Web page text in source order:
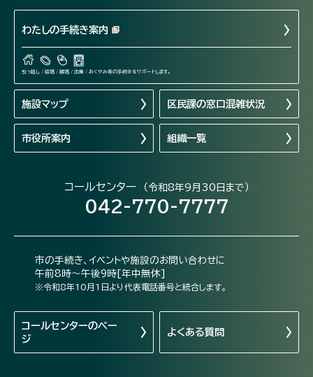
わたしの手続き案内
引っ越し / 結婚 / 離婚 / 出産 / おくやみ等の手続きをサポートします。
施設マップ 区民課の窓口混雑状況
市役所案内 組織一覧
コールセンター （令和8年9月30日まで）
042-770-7777
市の手続き、イベントや施設のお問い合わせに
午前8時～午後9時[年中無休]
※令和8年10月1日より代表電話番号と統合します。
コールセンターのペー
ジ
よくある質問